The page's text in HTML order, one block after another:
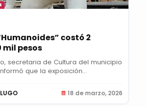
costó 2
mil pesos
secretaria de Cultura del municipio
que la exposición...
18 de marzo, 2026